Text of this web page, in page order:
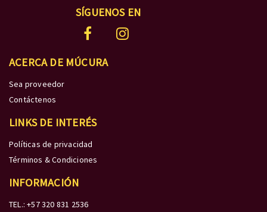
SÍGUENOS EN
ACERCA DE MÚCURA
Sea proveedor
Contáctenos
LINKS DE INTERÉS
Políticas de privacidad
Términos & Condiciones
INFORMACIÓN
TEL.: +57 320 831 2536